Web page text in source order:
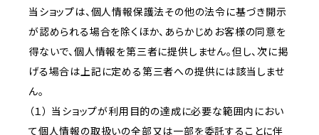
当ショップは、個人情報保護法その他の法令に基づき開示
が認められる場合を除くほか、あらかじめお客様の同意を
得ないで、個人情報を第三者に提供しません。但し、次に掲
げる場合は上記に定める第三者への提供には該当しませ
ん。
（１） 当ショップが利用目的の達成に必要な範囲内におい
て個人情報の取扱いの全部又は一部を委託することに伴